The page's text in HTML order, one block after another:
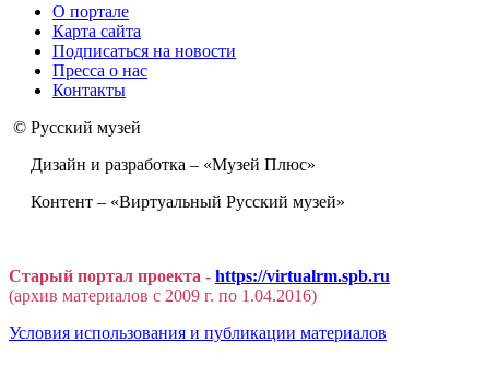
О портале
Карта сайта
Подписаться на новости
Пресса о нас
Контакты
© Русский музей
Дизайн и разработка – «Музей Плюс»
Контент – «Виртуальный Русский музей»
Старый портал проекта - https://virtualrm.spb.ru
(архив материалов с 2009 г. по 1.04.2016)
Условия использования и публикации материалов